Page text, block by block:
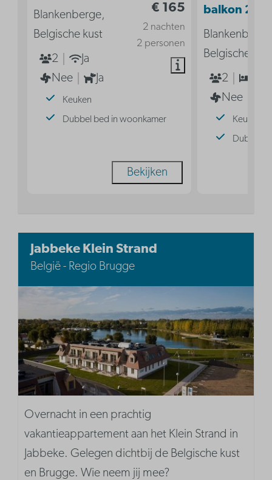
€ 165
2 nachten
2 personen
Blankenberge,
Belgische kust
2
Ja
Nee
Ja
Keuken
Dubbel bed in woonkamer
Bekijken
balkon 2p
Belgische
2
Nee
Keuken
Dubbel
Jabbeke Klein Strand
België - Regio Brugge
Overnacht in een prachtig
vakantieappartement aan het Klein Strand in
Jabbeke. Gelegen dichtbij de Belgische kust
en Brugge. Wie neem jij mee?